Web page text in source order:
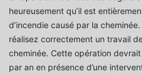
heureusement qu’il est
d’incendie causé par la
réalisez correctement un travail
cheminée. Cette opération
par an en présence d’une